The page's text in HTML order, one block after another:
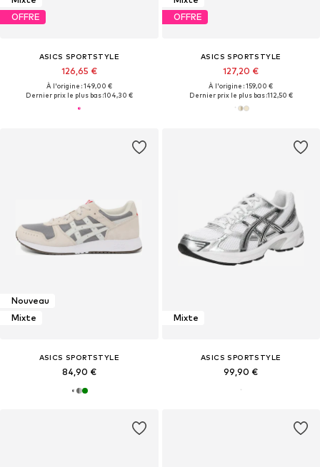
OFFRE
ASICS SPORTSTYLE
126,65 €
À l'origine : 149,00 €
Dernier prix le plus bas :104,30 €
OFFRE
ASICS SPORTSTYLE
127,20 €
À l'origine : 159,00 €
Dernier prix le plus bas :112,50 €
Nouveau
Mixte
ASICS SPORTSTYLE
84,90 €
Mixte
ASICS SPORTSTYLE
99,90 €